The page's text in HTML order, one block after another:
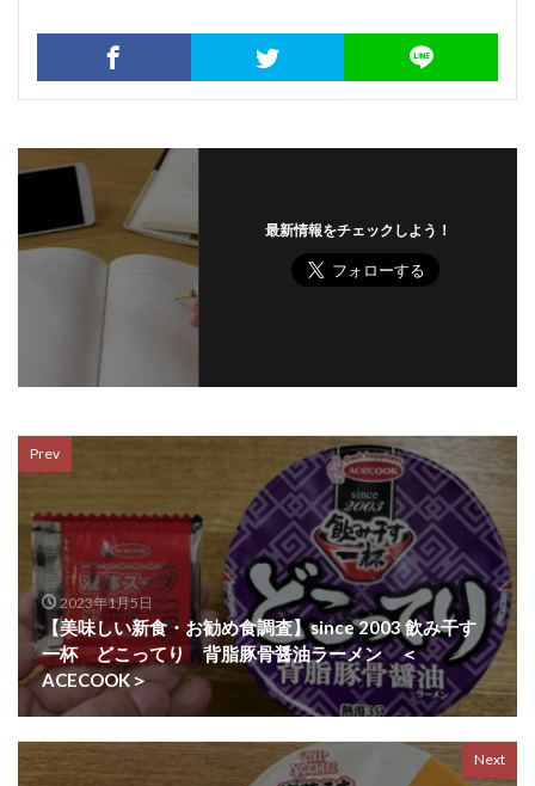
最新情報をチェックしよう！
Prev
2023年1月5日
【美味しい新食・お勧め食調査】since 2003 飲み干す
一杯 どこってり 背脂豚骨醤油ラーメン ＜
ACECOOK＞
Next